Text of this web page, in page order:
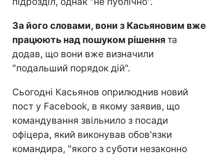
За його словами, вони з Касьяновим вже
працюють над пошуком рішення та
додав, що вони вже визначили
"подальший порядок дій".
Сьогодні Касьянов оприлюднив новий
пост у Facebook, в якому заявив, що
командування звільнило з посади
офіцера, який виконував обов'язки
командира, "якого з суботи незаконно